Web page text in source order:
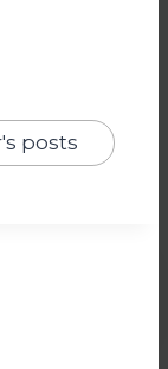
posts